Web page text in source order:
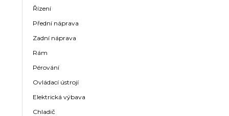
Řízení
Přední náprava
Zadní náprava
Rám
Pérování
Ovládací ústrojí
Elektrická výbava
Chladič